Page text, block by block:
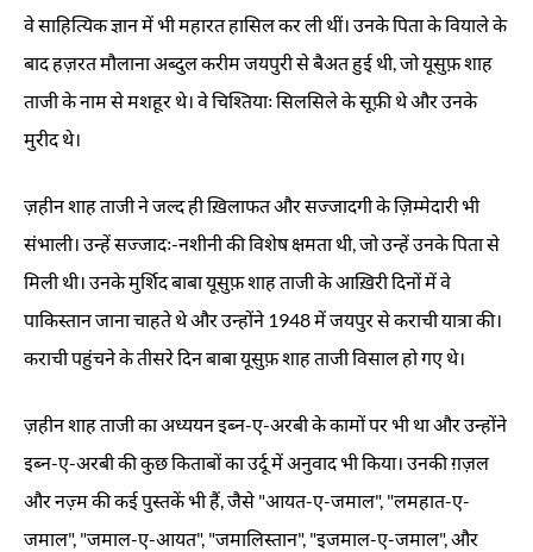
वेसाहित्यिकज्ञानमेंभीमहारतहासिलकरलीथीं। उनकेपिताकेवियालेके
बादहज़रतमौलानाअब्दुल करीमजयपुरीसेबैअतहुईथी,जोयूसुफ़शाह
ताजीकेनामसेमशहूरथे। वेचिश्तियाः सिलसिलेकेसूफ़ीथेऔरउनके
मुरीदथे।
ज़हीनशाहताजीनेजल्दहीख़िलाफतऔरसज्जादगीकेज़िम्मेदारीभी
संभाली। उन्हेंसज्जादः-नशीनीकीविशेषक्षमताथी,जोउन्हेंउनकेपितासे
मिलीथी। उनकेमुर्शिदबाबायूसुफ़शाहताजीकेआख़िरीदिनोंमेंवे
पाकिस्तानजानाचाहतेथेऔरउन्होंने 1948मेंजयपुरसेकराचीयात्राकी।
कराचीपहुंचनेकेतीसरेदिनबाबायूसुफ़शाहताजीविसालहोगएथे।
ज़हीनशाहताजीकाअध्ययनइब्न-ए-अरबीकेकामोंपरभीथाऔरउन्होंने
इब्न-ए-अरबीकीकुछकिताबोंकाउर्दूमेंअनुवादभीकिया। उनकीग़ज़ल
औरनज़्मकीकईपुस्तकेंभीहैं,जैसे "आयत-ए-जमाल", "लमहात-ए-
जमाल", "जमाल-ए-आयत", "जमालिस्तान", "इजमाल-ए-जमाल",और